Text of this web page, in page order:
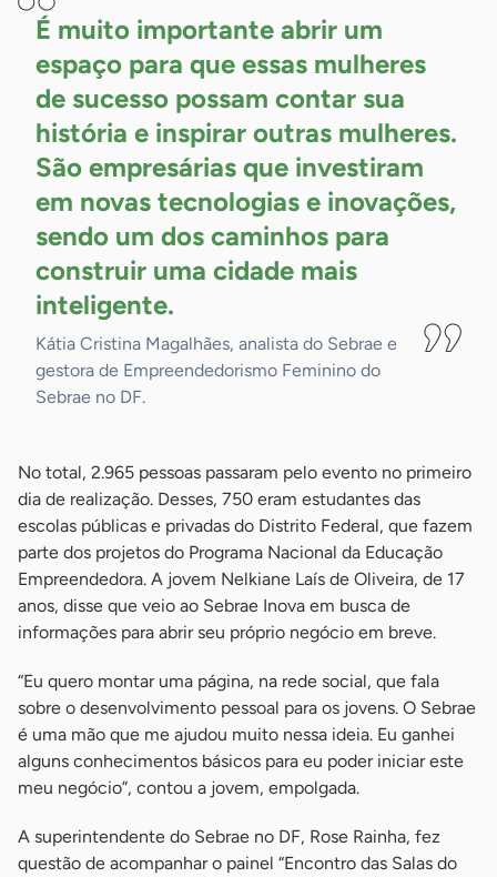
É muito importante abrir um
espaço para que essas mulheres
de sucesso possam contar sua
história e inspirar outras mulheres.
São empresárias que investiram
em novas tecnologias e inovações,
sendo um dos caminhos para
construir uma cidade mais
inteligente.
Kátia Cristina Magalhães, analista do Sebrae e
gestora de Empreendedorismo Feminino do
Sebrae no DF.
No total, 2.965 pessoas passaram pelo evento no primeiro
dia de realização. Desses, 750 eram estudantes das
escolas públicas e privadas do Distrito Federal, que fazem
parte dos projetos do Programa Nacional da Educação
Empreendedora. A jovem Nelkiane Laís de Oliveira, de 17
anos, disse que veio ao Sebrae Inova em busca de
informações para abrir seu próprio negócio em breve.
“Eu quero montar uma página, na rede social, que fala
sobre o desenvolvimento pessoal para os jovens. O Sebrae
é uma mão que me ajudou muito nessa ideia. Eu ganhei
alguns conhecimentos básicos para eu poder iniciar este
meu negócio”, contou a jovem, empolgada.
A superintendente do Sebrae no DF, Rose Rainha, fez
questão de acompanhar o painel “Encontro das Salas do